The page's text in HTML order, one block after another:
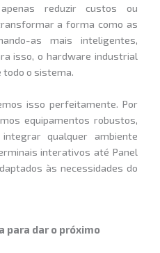
reduzir custos ou
a forma como as
as mais inteligentes,
isso, o hardware industrial
todo o sistema.
isso perfeitamente. Por
equipamentos robustos,
qualquer ambiente
interativos até Panel
às necessidades do
para dar o próximo